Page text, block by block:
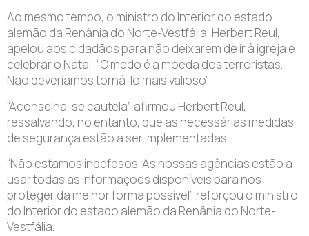
Ao mesmo tempo, o ministro do Interior do estado
alemão da Renânia do Norte-Vestfália, Herbert Reul,
apelou aos cidadãos para não deixarem de ir à igreja e
celebrar o Natal: “O medo é a moeda dos terroristas.
Não deveríamos torná-lo mais valioso”.
“Aconselha-se cautela”, afirmou Herbert Reul,
ressalvando, no entanto, que as necessárias medidas
de segurança estão a ser implementadas.
“Não estamos indefesos. As nossas agências estão a
usar todas as informações disponíveis para nos
proteger da melhor forma possível”, reforçou o ministro
do Interior do estado alemão da Renânia do Norte-
Vestfália.